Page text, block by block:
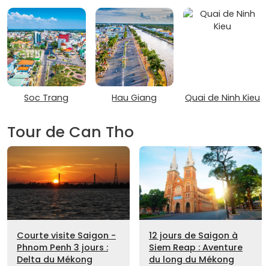
Soc Trang Hau Giang Quai de Ninh Kieu
Tour de Can Tho
Courte visite Saigon -
Phnom Penh 3 jours :
Delta du Mékong
12 jours de Saigon à
Siem Reap : Aventure
du long du Mékong